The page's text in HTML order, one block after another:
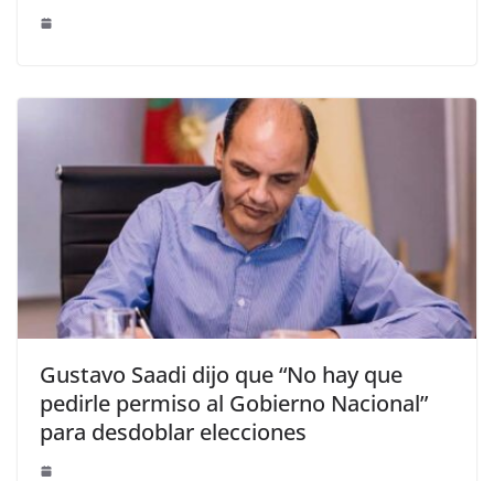
Gustavo Saadi dijo que “No hay que
pedirle permiso al Gobierno Nacional”
para desdoblar elecciones